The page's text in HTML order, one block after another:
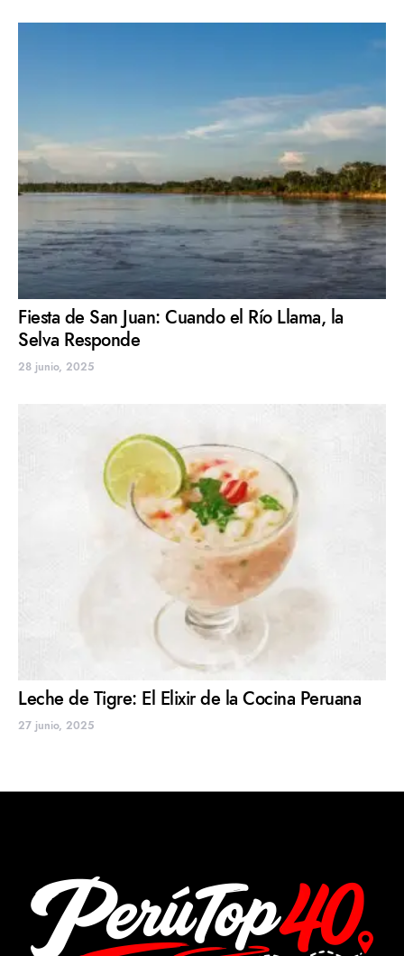
Fiesta de San Juan: Cuando el Río Llama, la
Selva Responde
28 junio, 2025
Leche de Tigre: El Elixir de la Cocina Peruana
27 junio, 2025